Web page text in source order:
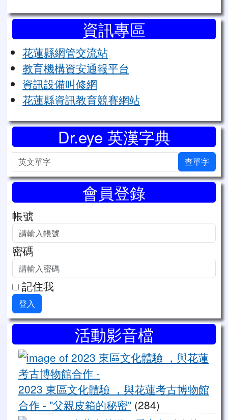
資訊專區
花蓮縣網管交流站
教育機構資安通報平台
資訊設備叫修網
花蓮縣資訊教育競賽網站
Dr.eye 英漢字典
英文單字 查單字
會員登錄
帳號
密碼
記住我
登入
右邊區域內容活動影音檔
2023 東區文化體驗 ，與花蓮考古博物館
合作 - "父親皮箱的秘密" (284)